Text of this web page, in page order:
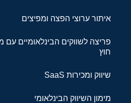
איתור ערוצי הפצה ומפיצים
פריצה לשווקים הבינלאומיים עם
חוץ
שיווק ומכירות SaaS
מימון השיווק הבינלאומי